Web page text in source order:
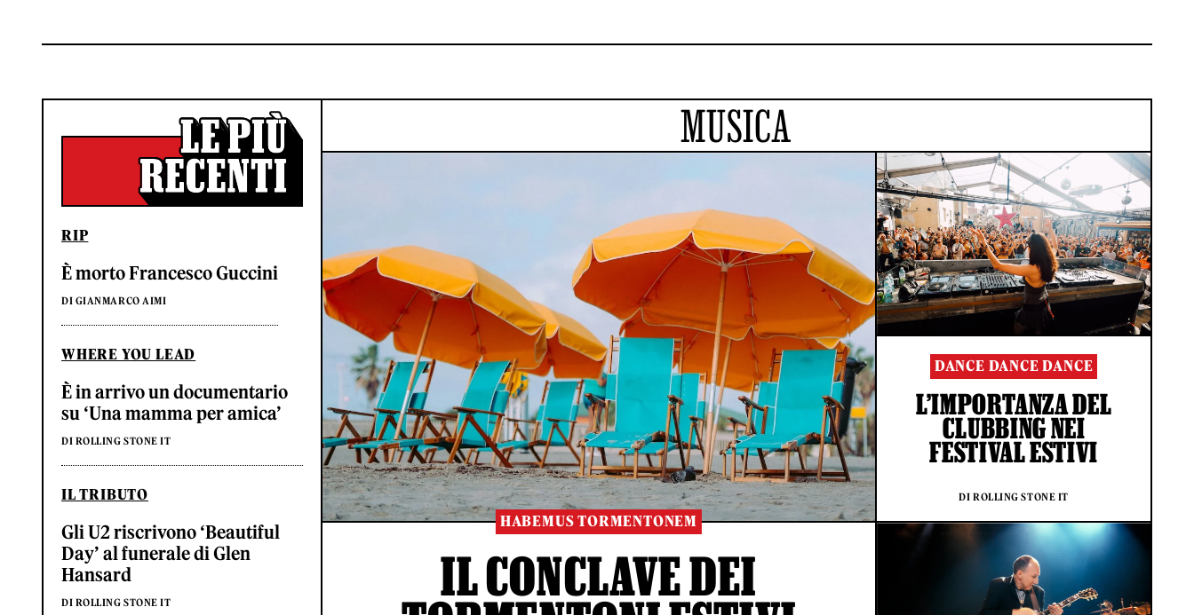
RIP
È morto Francesco Guccini
DI GIANMARCO AIMI
WHERE YOU LEAD
È in arrivo un documentario
su ‘Una mamma per amica’
DI ROLLING STONE IT
IL TRIBUTO
Gli U2 riscrivono ‘Beautiful
Day’ al funerale di Glen
Hansard
DI ROLLING STONE IT
MUSICA
HABEMUS TORMENTONEM
IL CONCLAVE DEI
DANCE DANCE DANCE
L’IMPORTANZA DEL
CLUBBING NEI
FESTIVAL ESTIVI
DI ROLLING STONE IT